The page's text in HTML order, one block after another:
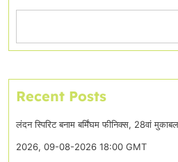
Recent Posts
लंदन स्पिरिट बनाम बर्मिंघम फीनिक्स, 28वां
2026, 09-08-2026 18:00 GMT